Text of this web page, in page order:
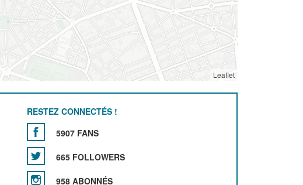
Leaflet
RESTEZ CONNECTÉS !
5907 FANS
665 FOLLOWERS
958 ABONNÉS